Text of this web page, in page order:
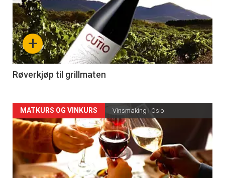
akkurat
nå
-
4
+
Røverkjøp til grillmaten
Forsiden
akkurat
nå
MATKURS OG VINKURS Vinsmaking i Oslo